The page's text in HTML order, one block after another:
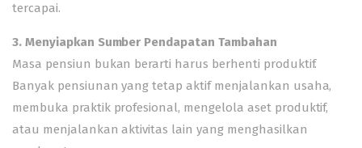
tercapai.
3. Menyiapkan Sumber Pendapatan Tambahan
Masa pensiun bukan berarti harus berhenti produktif.
Banyak pensiunan yang tetap aktif menjalankan usaha,
membuka praktik profesional, mengelola aset produktif,
atau menjalankan aktivitas lain yang menghasilkan